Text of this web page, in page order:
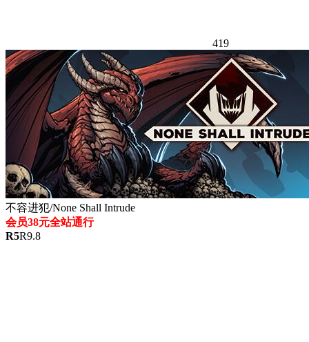
419
不容进犯/None Shall Intrude
会员38元全站通行
R5R9.8